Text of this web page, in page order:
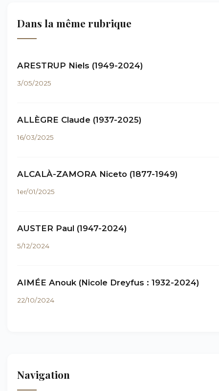
Dans la même rubrique
ARESTRUP Niels (1949-2024)
3/05/2025
ALLÈGRE Claude (1937-2025)
16/03/2025
ALCALÀ-ZAMORA Niceto (1877-1949)
1er/01/2025
AUSTER Paul (1947-2024)
5/12/2024
AIMÉE Anouk (Nicole Dreyfus : 1932-2024)
22/10/2024
Navigation